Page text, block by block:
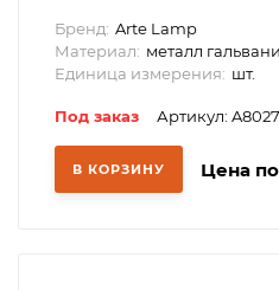
МЕДЬ, 1х12W LED,
Бренд: Arte Lamp
Материал: металл
Единица измерения: шт.
Под заказ Артикул:
В КОРЗИНУ Цена